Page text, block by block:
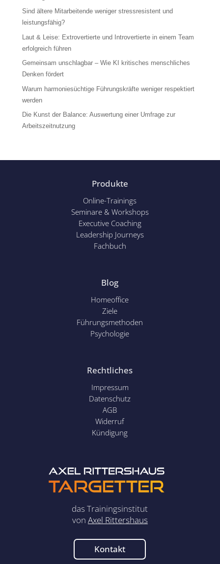
Sind ältere Mitarbeitende weniger stressresistent und
leistungsfähig?
Laut & Leise: Extrovertierte und Introvertierte in einem Team
erfolgreich führen
Gemeinsam unschlagbar – Wie KI kritisches menschliches
Denken fördert
Warum harmoniesüchtige Führungskräfte weniger respektiert
werden
Die Kunst der Balance: Auswertung einer Umfrage zur
Arbeitszeitnutzung
Produkte
Online-Trainings
Seminare & Workshops
Executive Coaching
Leadership Journeys
Fachbuch
Blog
Homeoffice
Ziele
Führungsmethoden
Psychologie
Rechtliches
Impressum
Datenschutz
AGB
Widerruf
Kündigung
das Trainingsinstitut
von Axel Rittershaus
Kontakt